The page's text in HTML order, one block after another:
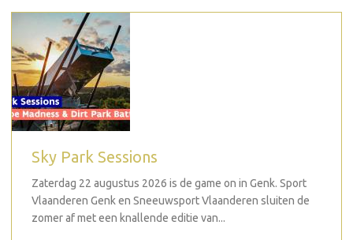
Sky Park Sessions
Zaterdag 22 augustus 2026 is de game on in Genk. Sport
Vlaanderen Genk en Sneeuwsport Vlaanderen sluiten de
zomer af met een knallende editie van...